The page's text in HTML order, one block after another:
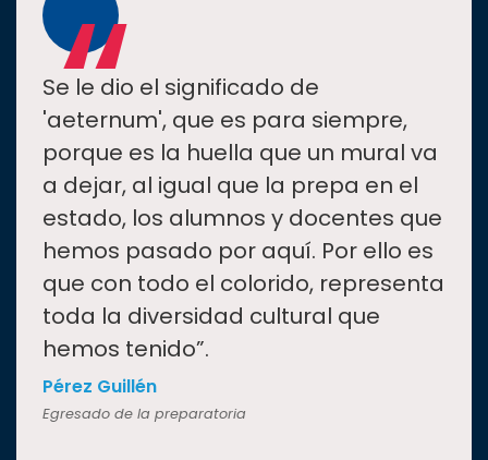
“
Se le dio el significado de
'aeternum', que es para siempre,
porque es la huella que un mural va
a dejar, al igual que la prepa en el
estado, los alumnos y docentes que
hemos pasado por aquí. Por ello es
que con todo el colorido, representa
toda la diversidad cultural que
hemos tenido”.
Pérez Guillén
Egresado de la preparatoria